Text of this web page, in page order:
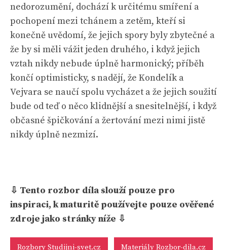
nedorozumění, dochází k určitému smíření a
pochopení mezi tchánem a zetěm, kteří si
konečně uvědomí, že jejich spory byly zbytečné a
že by si měli vážit jeden druhého, i když jejich
vztah nikdy nebude úplně harmonický; příběh
končí optimisticky, s nadějí, že Kondelík a
Vejvara se naučí spolu vycházet a že jejich soužití
bude od teď o něco klidnější a snesitelnější, i když
občasné špičkování a žertování mezi nimi jistě
nikdy úplně nezmizí.
⇩ Tento rozbor díla slouží pouze pro
inspiraci, k maturitě používejte pouze ověřené
zdroje jako stránky níže ⇩
Rozbory Studijni-svet.cz Materiály Rozbor-dila.cz